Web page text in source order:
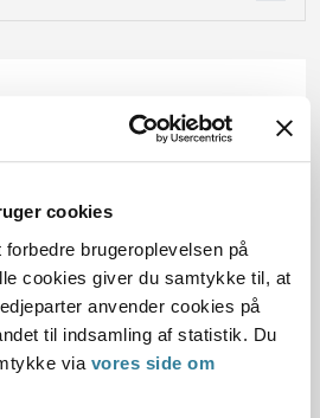
cookies
brugeroplevelsen på
cookies giver du samtykke til, at
anvender cookies på
til indsamling af statistik. Du
via vores side om